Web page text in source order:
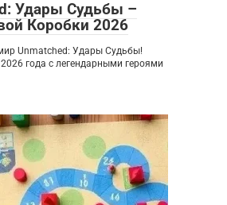
Удары Судьбы –
Коробки 2026
Unmatched: Удары Судьбы!
года с легендарными героями